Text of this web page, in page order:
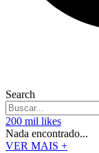
Search
200 mil likes
Nada encontrado...
VER MAIS +